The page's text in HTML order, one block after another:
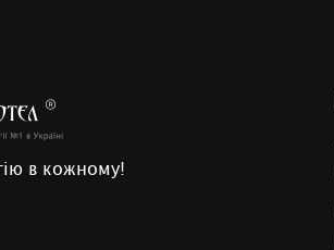
в кожному!